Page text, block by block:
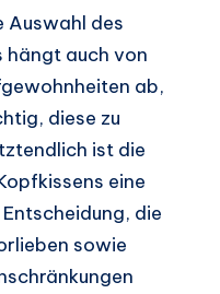
Auswahl des
hängt auch von
ab,
diese zu
ist die
eine
die
sowie